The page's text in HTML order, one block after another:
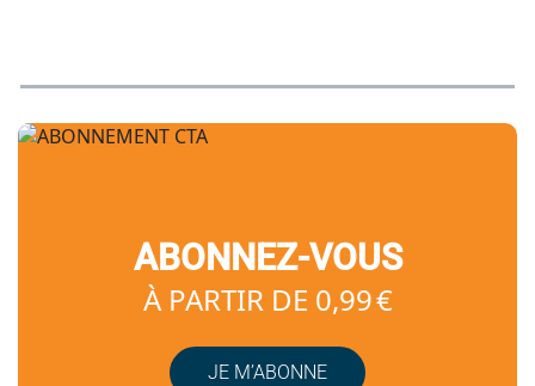
ABONNEZ-VOUS
À PARTIR DE 0,99 €
JE M’ABONNE